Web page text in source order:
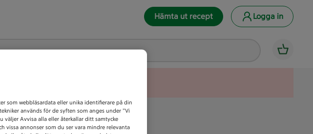
Hämta ut recept Logga in
som webbläsardata eller unika identifierare på din
används för de syften som anges under ”Vi
väljer Avvisa alla eller återkallar ditt samtycke
vissa annonser som du ser vara mindre relevanta